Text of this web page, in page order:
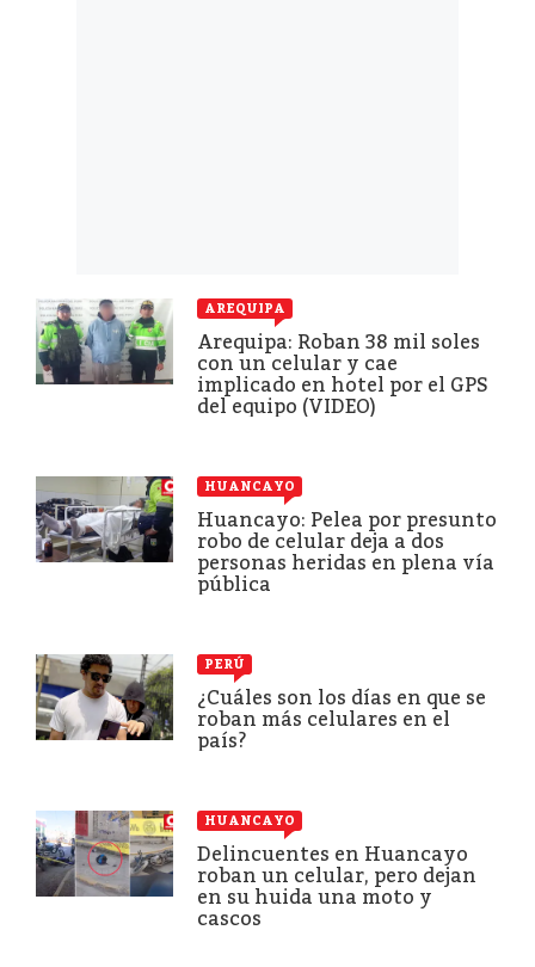
AREQUIPA
Arequipa: Roban 38 mil soles
con un celular y cae
implicado en hotel por el GPS
del equipo (VIDEO)
HUANCAYO
Huancayo: Pelea por presunto
robo de celular deja a dos
personas heridas en plena vía
pública
PERÚ
¿Cuáles son los días en que se
roban más celulares en el
país?
HUANCAYO
Delincuentes en Huancayo
roban un celular, pero dejan
en su huida una moto y
cascos